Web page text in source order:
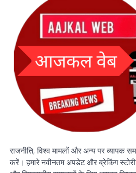
राजनीति, विश्व मामलों और अन्य पर व्यापक
करें। हमारे नवीनतम अपडेट और ब्रेकिंग